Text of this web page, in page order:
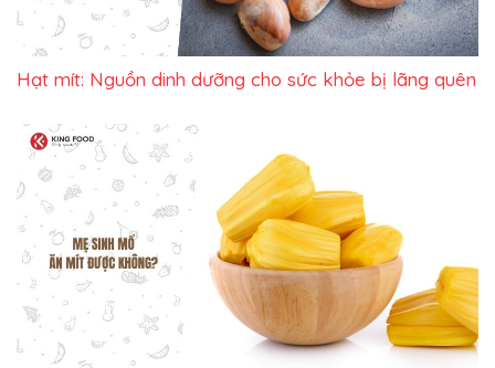
Hạt mít: Nguồn dinh dưỡng cho sức khỏe bị lãng quên